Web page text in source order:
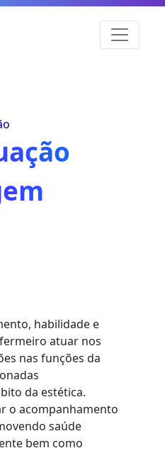
habilidade e
atuar nos
nas funções da
da estética.
o acompanhamento
saúde
bem como